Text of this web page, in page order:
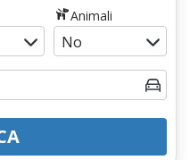
Animali